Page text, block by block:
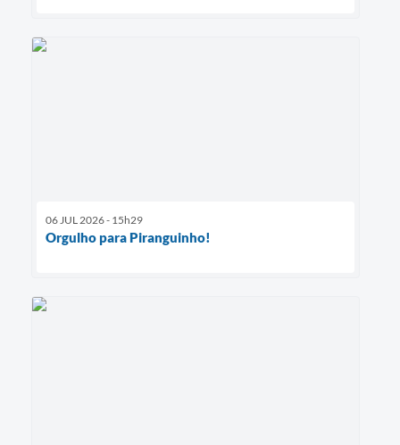
06 JUL 2026 - 15h29
Orgulho para Piranguinho!